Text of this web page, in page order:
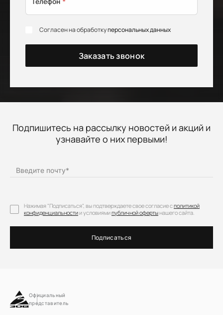
Согласен на обработкуперсональных данных
Заказать звонок
Подпишитесь на рассылку новостей и акций и
узнавайте о них первыми!
Введите почту*
Подписаться
Нажимая "Подписаться", вы подтверждаете свое согласие сполитикой
конфиденциальностии условиямипубличной офертынашего сайта.
Официальный
представитель